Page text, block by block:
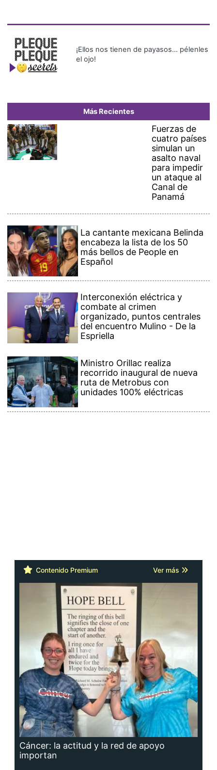
¡Ellos nos tienen de payasos… pélenles
el ojo!
Más Recientes
Fuerzas de
cuatro países
simulan un
asalto naval
para impedir
un ataque al
Canal de
Panamá
La cantante mexicana Belinda
encabeza la lista de los 50
más bellos de People en
Español
Interconexión eléctrica y
combate al crimen
organizado, puntos centrales
del encuentro Mulino - De la
Espriella
Ministro Orillac realiza
recorrido inaugural de nueva
ruta de Metrobus con
unidades 100% eléctricas
Contenido Premium Ver más
Cáncer: la actitud y la red de apoyo
importan